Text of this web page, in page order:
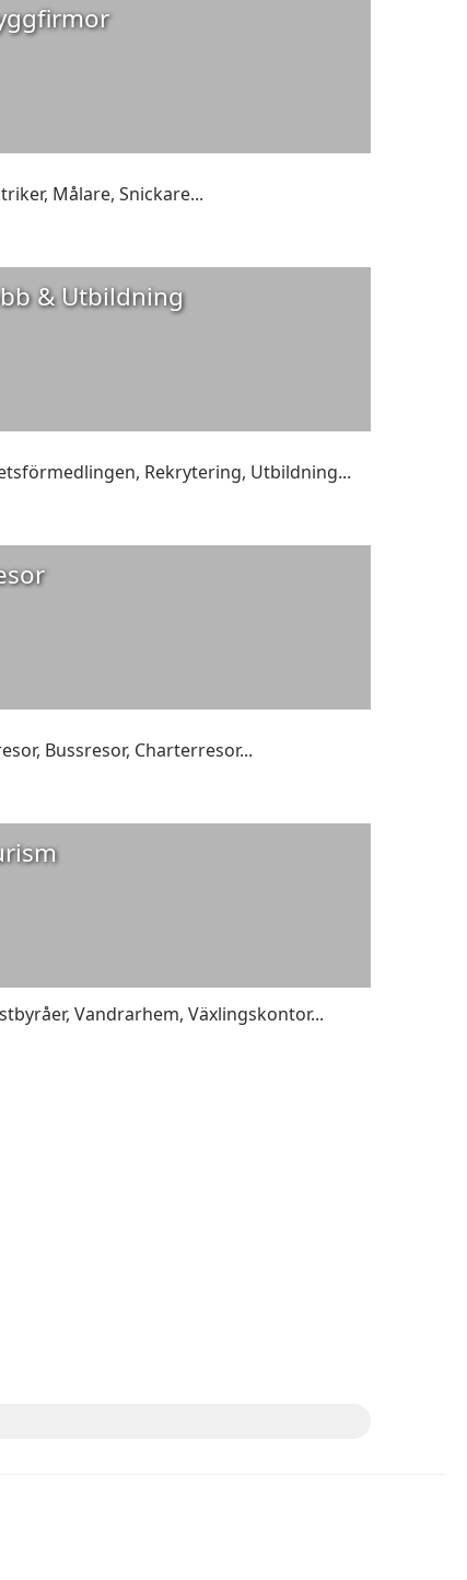
, Målare,Snickare...
& Utbildning
, Rekrytering, Utbildning...
, Bussresor, Charterresor...
,Vandrarhem,Växlingskontor...